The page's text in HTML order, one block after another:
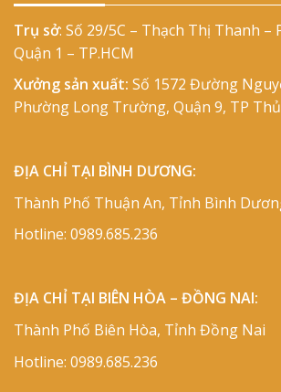
Trụ sở: Số 29/5C – Thạch Thị Thanh –
Quận 1 – TP.HCM
Xưởng sản xuất: Số 1572 Đường
Phường Long Trường, Quận 9, TP
ĐỊA CHỈ TẠI BÌNH DƯƠNG:
Thành Phố Thuận An, Tỉnh Bình
Hotline: 0989.685.236
ĐỊA CHỈ TẠI BIÊN HÒA – ĐỒNG NAI:
Thành Phố Biên Hòa, Tỉnh Đồng Nai
Hotline: 0989.685.236